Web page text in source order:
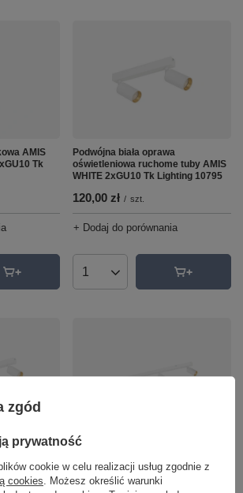
AMIS
Tk
Podwójna biała oprawa
oświetleniowa ruchome tuby AMIS
WHITE 2xGU10 Tk Lighting 10795
120,00 zł / szt.
+ Dodaj do porównania
Ilość produktów
oświetleniowa AMIS WHITE
4xGU10 Tk Lighting 10797
zgód
prywatność
cookie w celu realizacji usług zgodnie z
cookies . Możesz określić warunki